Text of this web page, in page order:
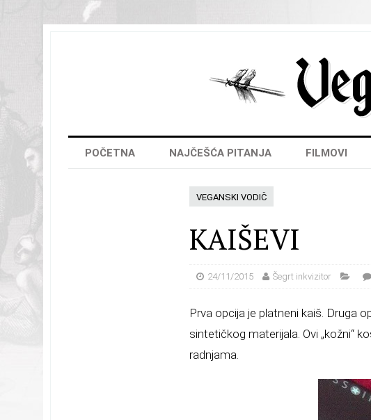
POČETNA NAJČEŠĆA PITANJA FILMOVI
VEGANSKI VODIČ
KAIŠEVI
24/11/2015 Šegrt inkvizitor
Prva opcija je platneni kaiš. Druga
sintetičkog materijala. Ovi „kožni“
radnjama.